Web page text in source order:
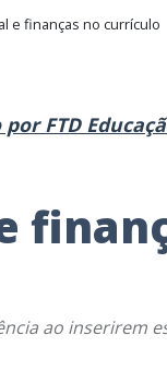
e finanças no currículo
FTD
ao inserirem